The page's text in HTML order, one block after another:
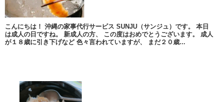
こんにちは！ 沖縄の家事代行サービス SUNJU（サンジュ）です。 本日
は成人の日ですね。 新成人の方、 この度はおめでとうございます。 成人
が１８歳に引き下げなど 色々言われていますが、 まだ２０歳...